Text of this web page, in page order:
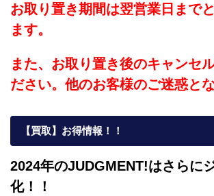
お取り置き期間は翌営業日まで
ます。
また、お取り置き後のキャンセ
ださい。他のお客様のご迷惑とな
【買取】お得情報！！
2024年のJUDGMENT!はさらに
化！！